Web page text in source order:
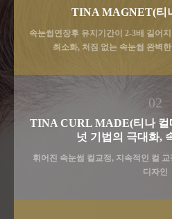
TINA MAGNET(티
속눈썹연장후 유지기간이 2-3배 길어
최소화, 처짐 없는 속눈썹 완벽
02
TINA CURL MADE(티나 컬
넛 기법의 극대화,
휘어진 속눈썹 컬교정, 지속적인 컬
디자인